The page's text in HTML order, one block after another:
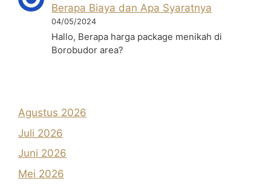
Berapa Biaya dan Apa Syaratnya
04/05/2024
Hallo, Berapa harga package menikah di
Borobudor area?
Agustus 2026
Juli 2026
Juni 2026
Mei 2026